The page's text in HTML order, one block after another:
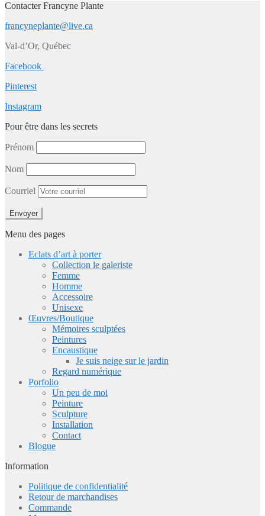
Contacter Francyne Plante
francyneplante@live.ca
Val-d’Or, Québec
Facebook
Pinterest
Instagram
Pour être dans les secrets
Prénom
Nom
Courriel
Menu des pages
Eclats d’art à porter
Collection le galeriste
Femme
Homme
Accessoire
Unisexe
Œuvres/Boutique
Mémoires sculptées
Peintures
Encaustique
Je suis neige sur le jardin
Regard numérique
Porfolio
Un peu de moi
Peinture
Sculpture
Installation
Contact
Blogue
Information
Politique de confidentialité
Retour de marchandises
Commande